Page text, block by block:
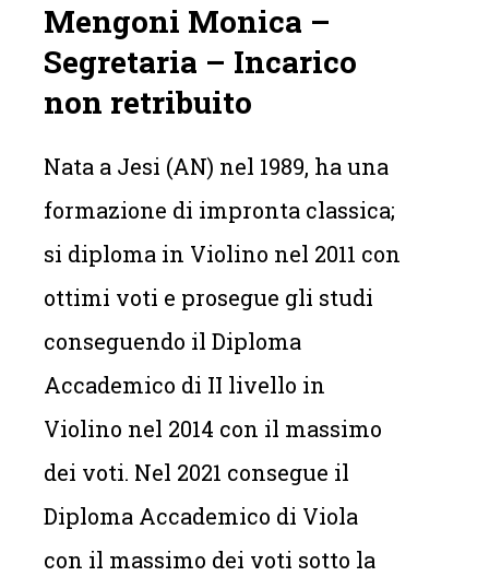
Mengoni Monica –
Segretaria – Incarico
non retribuito
Nata a Jesi (AN) nel 1989, ha una
formazione di impronta classica;
si diploma in Violino nel 2011 con
ottimi voti e prosegue gli studi
conseguendo il Diploma
Accademico di II livello in
Violino nel 2014 con il massimo
dei voti. Nel 2021 consegue il
Diploma Accademico di Viola
con il massimo dei voti sotto la